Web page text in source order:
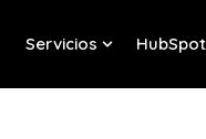
Servicios
Show
HubSpot